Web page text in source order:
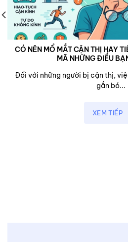
CÓ NÊN MỔ MẮT CẬN THỊ HAY
MÃ NHỮNG ĐIỀU
Đối với những người bị cận thị,
gắn bó...
XEM TIẾP